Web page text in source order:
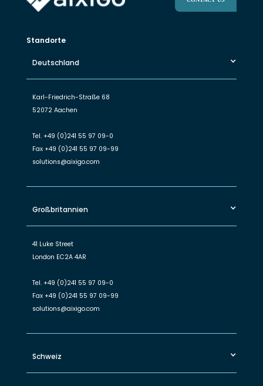
Standorte
Deutschland
Karl-Friedrich-Straße 68
52072 Aachen
Tel. +49 (0)241 55 97 09-0
Fax +49 (0)241 55 97 09-99
solutions@aixigo.com
Großbritannien
41 Luke Street
London EC2A 4AR
Tel. +49 (0)241 55 97 09-0
Fax +49 (0)241 55 97 09-99
solutions@aixigo.com
Schweiz